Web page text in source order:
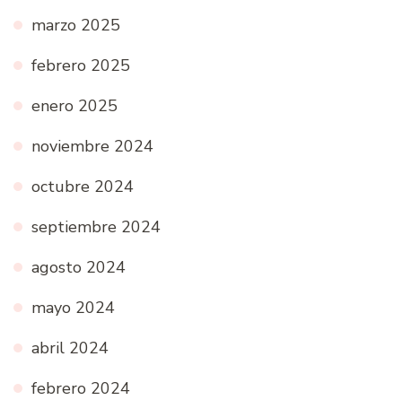
marzo 2025
febrero 2025
enero 2025
noviembre 2024
octubre 2024
septiembre 2024
agosto 2024
mayo 2024
abril 2024
febrero 2024